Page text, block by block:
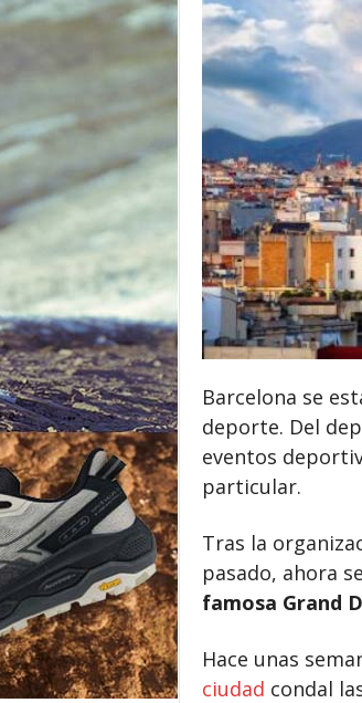
Barcelona se
deporte. Del
eventos
particular.
Tras la
pasado, ahora
famosa Grand
Hace unas
ciudad condal